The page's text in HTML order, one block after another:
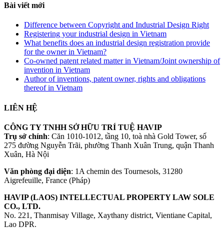
Bài viết mới
Difference between Copyright and Industrial Design Right
Registering your industrial design in Vietnam
What benefits does an industrial design registration provide
for the owner in Vietnam?
Co-owned patent related matter in Vietnam/Joint ownership of
invention in Vietnam
Author of inventions, patent owner, rights and obligations
thereof in Vietnam
LIÊN HỆ
CÔNG TY TNHH SỞ HỮU TRÍ TUỆ HAVIP
Trụ sở chính: Căn 1010-1012, tầng 10, toà nhà Gold Tower, số
275 đường Nguyễn Trãi, phường Thanh Xuân Trung, quận Thanh
Xuân, Hà Nội
Văn phòng đại diện: 1A chemin des Tournesols, 31280
Aigrefeuille, France (Pháp)
HAVIP (LAOS) INTELLECTUAL PROPERTY LAW SOLE
CO., LTD.
No. 221, Thanmisay Village, Xaythany district, Vientiane Capital,
Lao DPR.